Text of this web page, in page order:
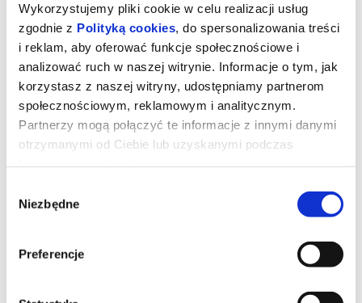
Wykorzystujemy pliki cookie w celu realizacji usług
zgodnie z Polityką cookies , do spersonalizowania treści
i reklam, aby oferować funkcje społecznościowe i
analizować ruch w naszej witrynie. Informacje o tym, jak
korzystasz z naszej witryny, udostępniamy partnerom
społecznościowym, reklamowym i analitycznym.
Partnerzy mogą połączyć te informacje z innymi danymi
otrzymanymi od Ciebie lub uzyskanymi podczas
zgody
Niezbędne
Preferencje
Kurozając i Świątynia Świstaka
bycia sobą. I o wyprawie, której nie powstydziłby się sam Indiana
Jones! Gdy wyjątkowy pół kurczak, pół zając odkrywa, że nie jest
sam i ma siostrę, a cały gatunek kurozająców potrzebuje ratunku,
niebezpieczna droga, przeciwnicy gotowi na wszystko i decyzja,